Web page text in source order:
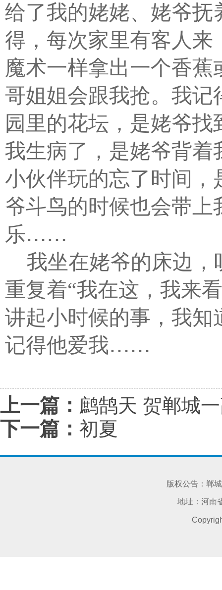
给了我的姥姥、姥爷
得，每次家里有客人
魔术一样拿出一个香
哥姐姐会跟我抢。我
园里的花坛，是姥爷
我生病了，是姥爷背
小伙伴玩的忘了时间
爷斗鸟的时候也会带
乐……
我坐在姥爷的床边
重复着“我在这，我来
讲起小时候的事，我
记得他爱我……
上一篇： 鹧鹄天 贺郸城
下一篇： 初夏
版权公告：郸
地址：河南